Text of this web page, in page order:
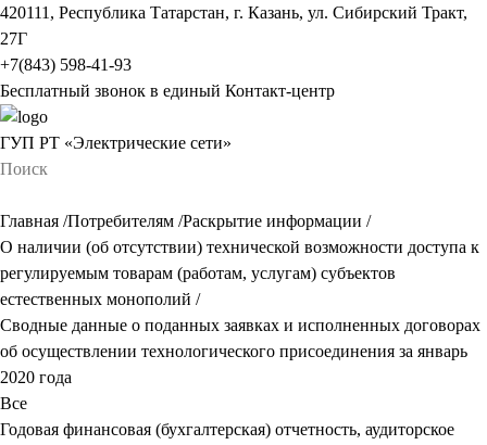
420111, Республика Татарстан, г. Казань, ул. Сибирский Тракт,
27Г
+7(843) 598-41-93
Бесплатный звонок в единый Контакт-центр
ГУП РТ «Электрические сети»
Главная /Потребителям /Раскрытие информации /
О наличии (об отсутствии) технической возможности доступа к
регулируемым товарам (работам, услугам) субъектов
естественных монополий /
Сводные данные о поданных заявках и исполненных договорах
об осуществлении технологического присоединения за январь
2020 года
Все
Годовая финансовая (бухгалтерская) отчетность, аудиторское